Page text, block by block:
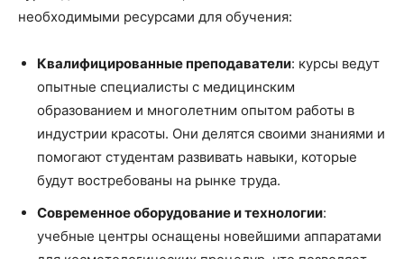
необходимыми ресурсами для обучения:
Квалифицированные преподаватели: курсы ведут
опытные специалисты с медицинским
образованием и многолетним опытом работы в
индустрии красоты. Они делятся своими знаниями и
помогают студентам развивать навыки, которые
будут востребованы на рынке труда.
Современное оборудование и технологии:
учебные центры оснащены новейшими аппаратами